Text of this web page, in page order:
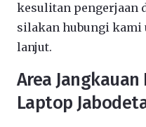
kesulitan pengerjaan
silakan hubungi
lanjut.
Area
Laptop